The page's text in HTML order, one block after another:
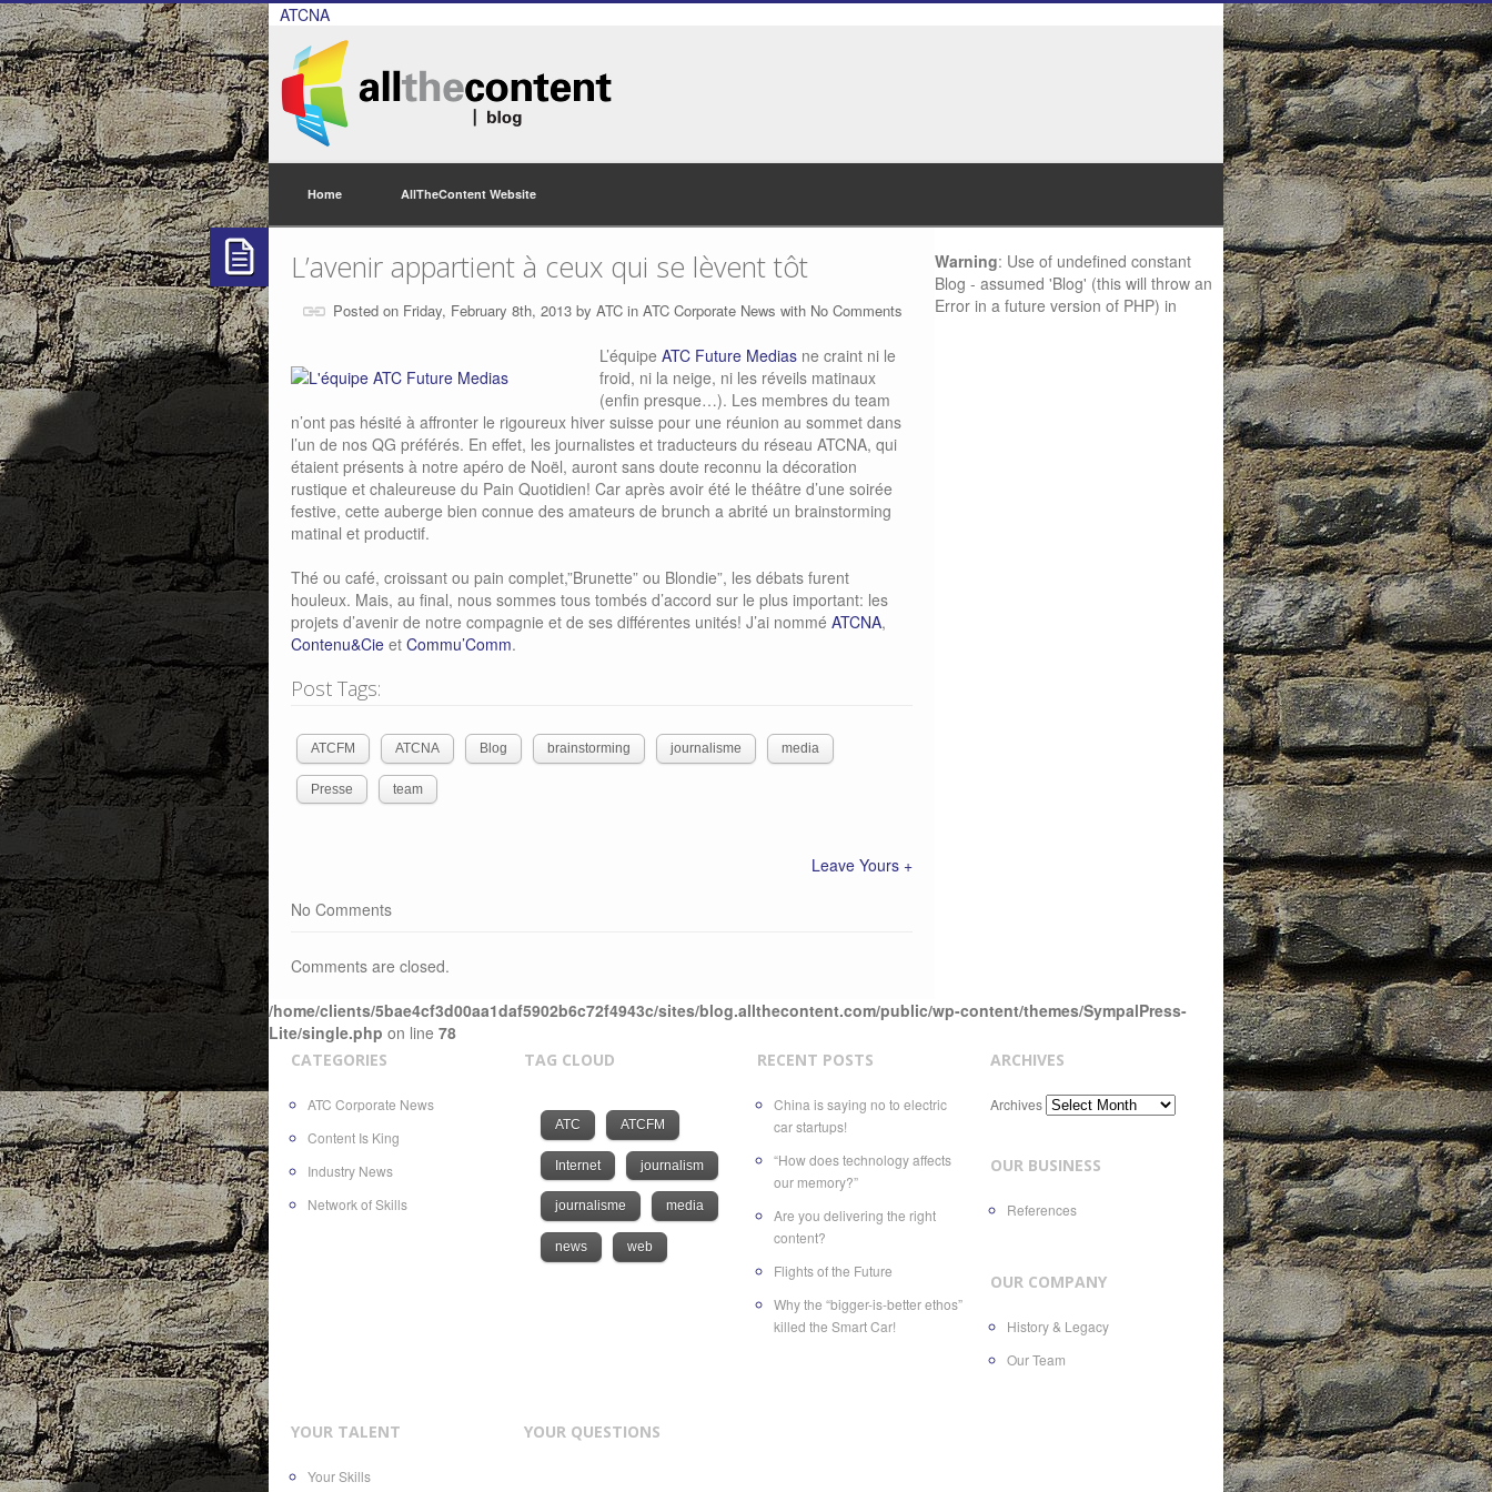
ATCNA
Home AllTheContent Website
L’avenir appartient à ceux qui se lèvent tôt
Posted on Friday, February 8th, 2013 by ATCin ATC Corporate News with No Comments
L’équipe ATC Future Medias ne craint ni le
froid, ni la neige, ni les réveils matinaux
(enfin presque…). Les membres du team
n’ont pas hésité à affronter le rigoureux hiver suisse pour une réunion au sommet dans
l’un de nos QG préférés. En effet, les journalistes et traducteurs du réseau ATCNA, qui
étaient présents à notre apéro de Noël, auront sans doute reconnu la décoration
rustique et chaleureuse du Pain Quotidien! Car après avoir été le théâtre d’une soirée
festive, cette auberge bien connue des amateurs de brunch a abrité un brainstorming
matinal et productif.
Thé ou café, croissant ou pain complet,”Brunette” ou Blondie”, les débats furent
houleux. Mais, au final, nous sommes tous tombés d’accord sur le plus important: les
projets d’avenir de notre compagnie et de ses différentes unités! J’ai nommé ATCNA,
Contenu&Cie et Commu’Comm.
Post Tags:
ATCFM ATCNA Blog brainstorming journalisme media
Presse team
Leave Yours +
No Comments
Comments are closed.
Warning: Use of undefined constant
Blog - assumed 'Blog' (this will throw an
Error in a future version of PHP) in
/home/clients/5bae4cf3d00aa1daf5902b6c72f4943c/sites/blog.allthecontent.com/public/wp-content/themes/SympalPress-
Lite/single.php on line 78
CATEGORIES
ATC Corporate News
Content Is King
Industry News
Network of Skills
TAG CLOUD
ATC ATCFM
Internet journalism
journalisme media
news web
RECENT POSTS
China is saying no to electric
car startups!
“How does technology affects
our memory?”
Are you delivering the right
content?
Flights of the Future
Why the “bigger-is-better ethos”
killed the Smart Car!
ARCHIVES
Archives
OUR BUSINESS
References
OUR COMPANY
History & Legacy
Our Team
YOUR TALENT
Your Skills
YOUR QUESTIONS